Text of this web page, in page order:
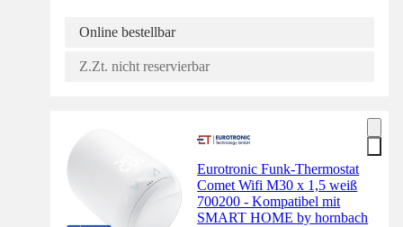
Online bestellbar
Z.Zt. nicht reservierbar
Eurotronic Funk-Thermostat
Comet Wifi M30 x 1,5 weiß
700200 - Kompatibel mit
SMART HOME by hornbach